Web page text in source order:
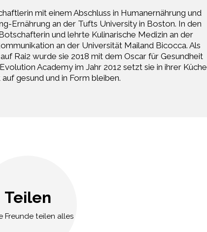
mit einem Abschluss in Humanernährung und
Ernährung an der Tufts University in Boston. In den
und lehrte Kulinarische Medizin an der
an der Universität Mailand Bicocca. Als
Rai2 wurde sie 2018 mit dem Oscar für Gesundheit
Academy im Jahr 2012 setzt sie in ihrer Küche
gesund und in Form bleiben.
Teilen
Freunde teilen alles